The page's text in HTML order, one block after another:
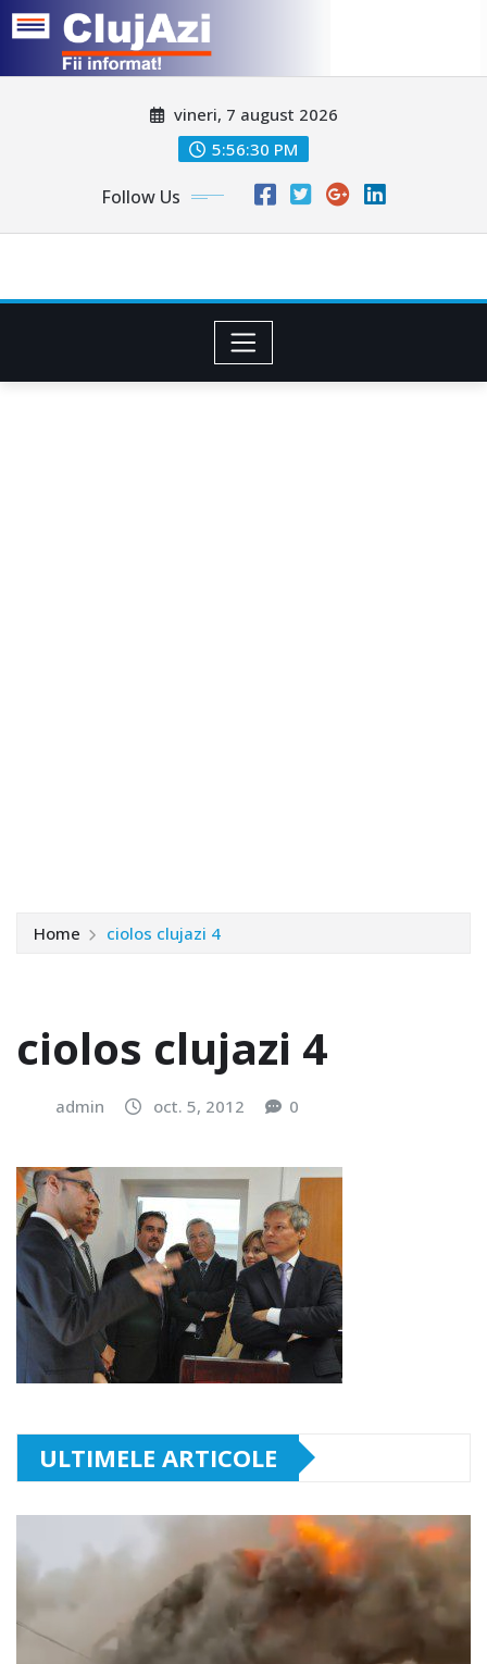
vineri, 7 august 2026
5:56:32 PM
Follow Us
Home ciolos clujazi 4
ciolos clujazi 4
admin oct. 5, 2012 0
ULTIMELE ARTICOLE